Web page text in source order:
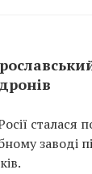
сталася
заводі